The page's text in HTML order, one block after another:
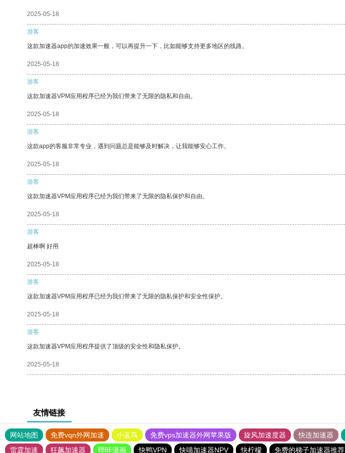
2025-05-18
游客
这款加速器app的加速效果一般，可以再提升一下，比如能够支持更多地区的线路。
2025-05-18
游客
这款加速器VPM应用程序已经为我们带来了无限的隐私和自由。
2025-05-18
游客
这款app的客服非常专业，遇到问题总是能够及时解决，让我能够安心工作。
2025-05-18
游客
这款加速器VPM应用程序已经为我们带来了无限的隐私保护和自由。
2025-05-18
游客
超棒啊 好用
2025-05-18
游客
这款加速器VPM应用程序已经为我们带来了无限的隐私保护和安全性保护。
2025-05-18
游客
这款加速器VPM应用程序提供了顶级的安全性和隐私保护。
2025-05-18
友情链接
网站地图 免费vqn外网加速 小蓝鸟 免费vps加速器外网苹果版 旋风加速度器 快连加速器
雷霆加速
狂飙加速器 哔咔漫画 快鸭VPN 快喵加速器NPV 快柠檬 免费的梯子加速器推荐